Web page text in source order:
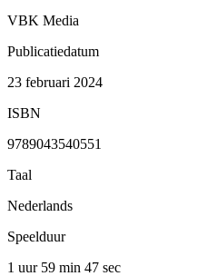
VBK Media
Publicatiedatum
23 februari 2024
ISBN
9789043540551
Taal
Nederlands
Speelduur
1 uur 59 min 47 sec